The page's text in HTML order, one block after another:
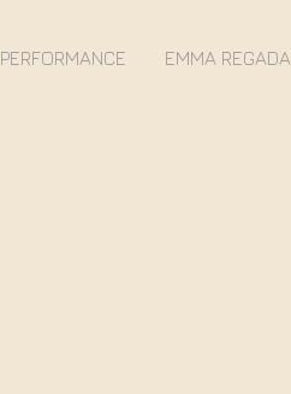
PERFORMANCE EMMA REGADA